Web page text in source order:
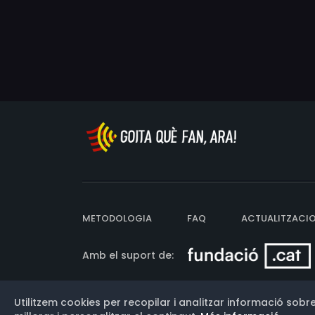
METODOLOGIA FAQ
Amb el suport de:
Versió: 3.13.0.202607011342
Utilitzem cookies per recopilar i analitzar informació